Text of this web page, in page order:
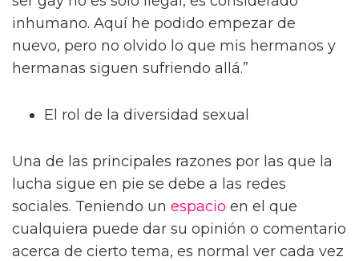
inhumano. Aquí he podido empezar de
nuevo, pero no olvido lo que mis hermanos y
hermanas siguen sufriendo allá.”
El rol de la diversidad sexual
Una de las principales razones por las que la
lucha sigue en pie se debe a las redes
sociales. Teniendo un espacio en el que
cualquiera puede dar su opinión o comentario
acerca de cierto tema, es normal ver cada vez